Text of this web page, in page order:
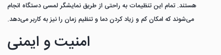
هستند. تمام این تنظیمات به راحتی از طریق نمایشگر لمسی دستگاه انجام
می‌شوند که امکان کم و زیاد کردن دما و تنظیم زمان را نیز به کاربر می‌دهد.
امنیت و ایمنی